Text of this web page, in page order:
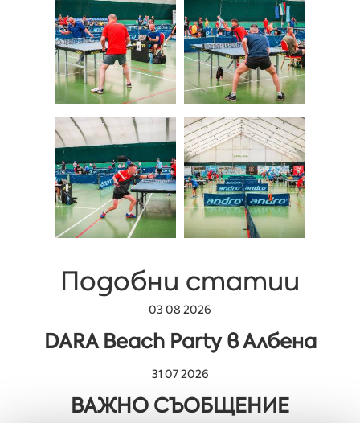
Подобни статии
03 08 2026
DARA Beach Party в Албена
31 07 2026
ВАЖНО СЪОБЩЕНИЕ